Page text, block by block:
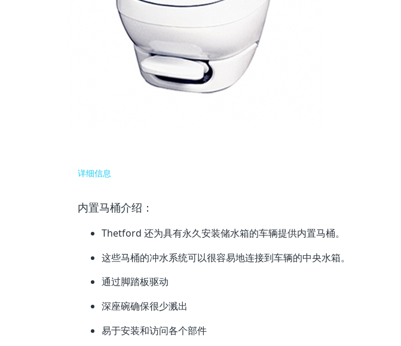
详细信息
内置马桶介绍：
Thetford 还为具有永久安装储水箱的车辆提供内置马桶。
这些马桶的冲水系统可以很容易地连接到车辆的中央水箱。
通过脚踏板驱动
深座碗确保很少溅出
易于安装和访问各个部件